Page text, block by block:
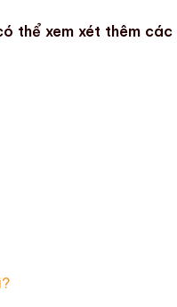
thể xem xét thêm các